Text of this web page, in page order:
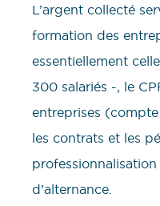
L’argent collecté
formation des
essentiellement
300 salariés -, le
entreprises
les contrats et les
d’alternance.